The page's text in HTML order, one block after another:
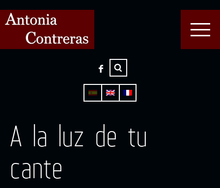
A la luz de tu
cante